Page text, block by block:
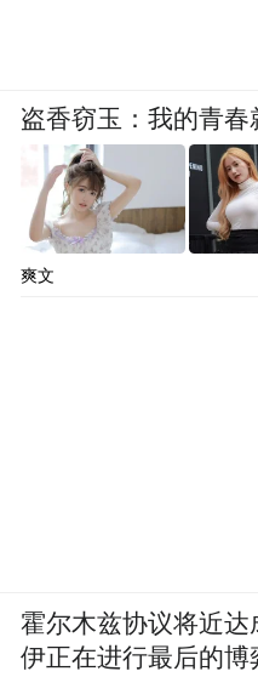
盗香窃玉：我的青春
爽文
霍尔木兹协议将近达
伊正在进行最后的博